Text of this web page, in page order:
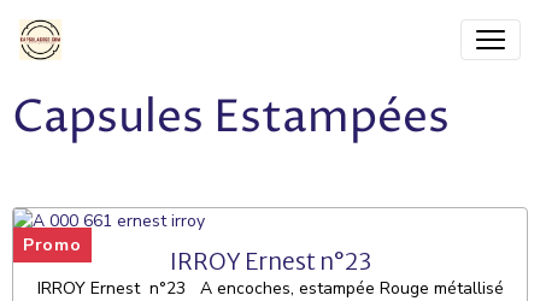
Capsules Estampées
Promo
IRROY Ernest n°23
IRROY Ernest n°23 A encoches, estampée Rouge métallisé